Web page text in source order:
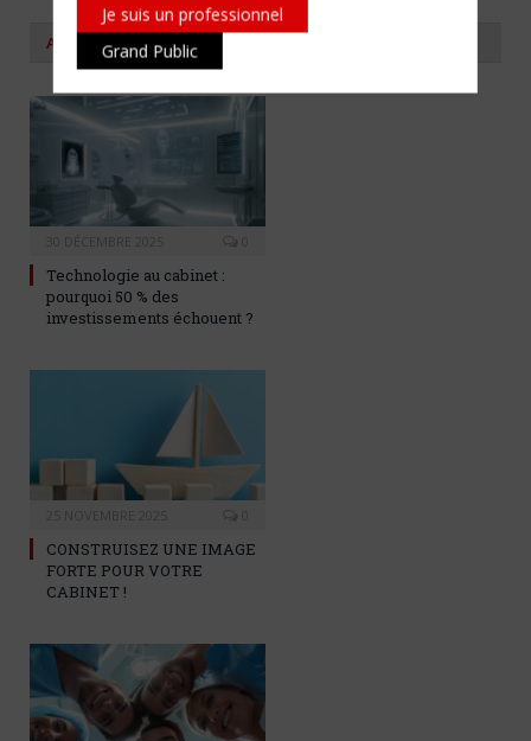
Je suis un professionnel
Grand Public
AUTOUR DU MÊME SUJET
Technologie au cabinet :
pourquoi 50 % des
investissements échouent ?
CONSTRUISEZ UNE IMAGE
FORTE POUR VOTRE
CABINET !